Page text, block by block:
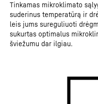
Tinkamas mikroklimato
suderinus temperatūrą ir
leis jums sureguliuoti
sukurtas optimalus
šviežumu dar ilgiau.